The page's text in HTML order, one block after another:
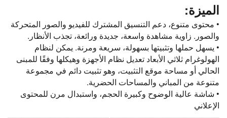
الميزة:
• محتوى متنوع، دعم التنسيق المشترك للفيديو والصور المتحركة
والصور. زاوية مشاهدة واسعة، جديدة ورائعة، تجذب الأنظار.
• يسهل حملها وتثبيتها بسهولة، سريعة ومرنة. يمكن لنظام
الهولوغرام ثلاثي الأبعاد تعديل نظام الأجهزة وهيكلها وفقًا للمبنى
الحالي أو مساحة موقع التثبيت، وهو تثبيت دائم في مجموعة
متنوعة من المباني والمساحات الحضرية.
• شاشة عالية الوضوح وكبيرة الحجم، واستبدال مرن للمحتوى
الإعلاني